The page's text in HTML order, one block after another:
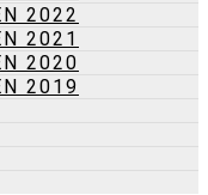
2022
2021
2020
2019